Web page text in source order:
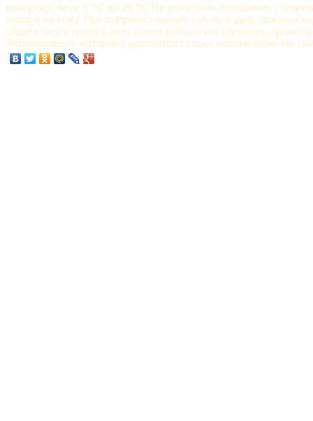
поверхности от 5 ?С до 25 ?С Не допускать попадания
глаза и на кожу. При соприкосновении смыть водой, при
обратиться к врачу Сразу после работы инструменты
Затвердевший материал удаляется только механически Не